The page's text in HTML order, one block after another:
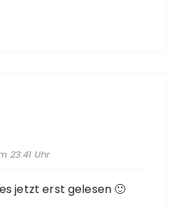
23:41 Uhr
jetzt erst gelesen 🙂